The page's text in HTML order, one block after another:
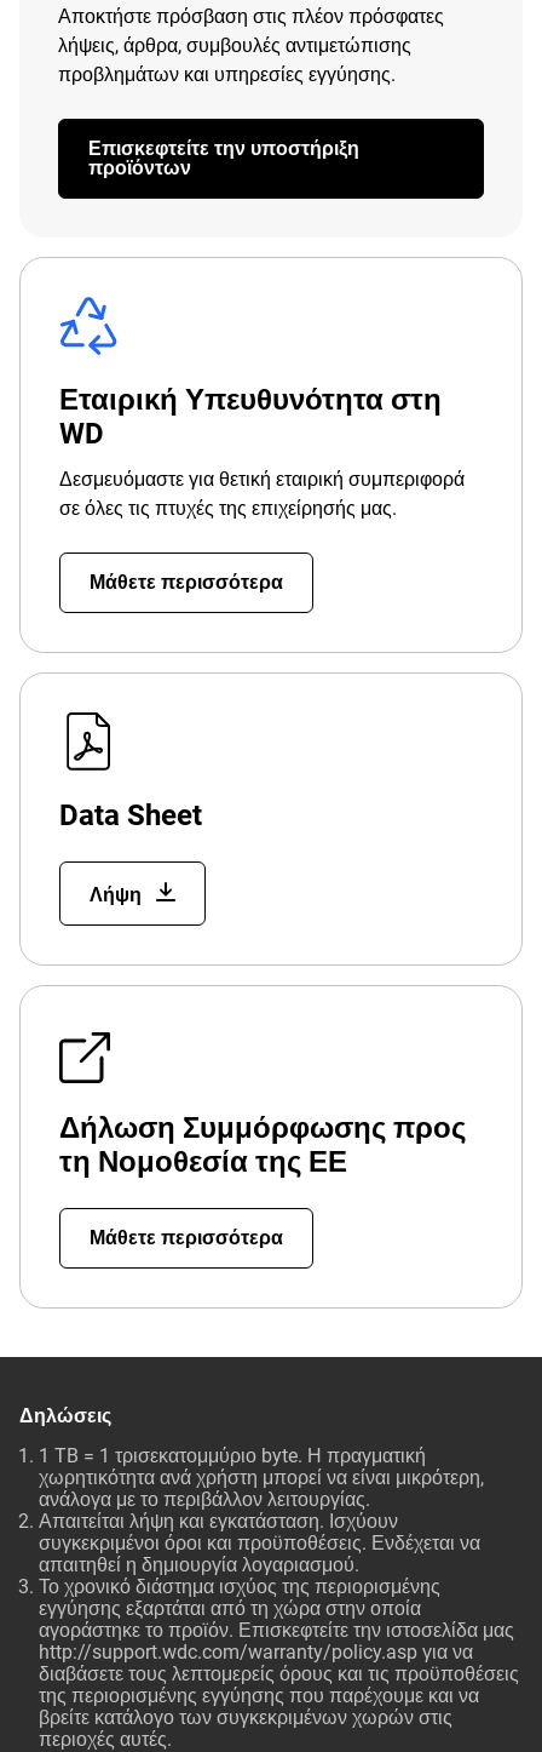
Αποκτήστε πρόσβαση στις πλέον πρόσφατες
λήψεις, άρθρα, συμβουλές αντιμετώπισης
προβλημάτων και υπηρεσίες εγγύησης.
Επισκεφτείτε την υποστήριξη
προϊόντων
Εταιρική Υπευθυνότητα στη
WD
Δεσμευόμαστε για θετική εταιρική συμπεριφορά
σε όλες τις πτυχές της επιχείρησής μας.
Μάθετε περισσότερα
Data Sheet
Λήψη
Δήλωση Συμμόρφωσης προς
τη Νομοθεσία της ΕΕ
Μάθετε περισσότερα
Δηλώσεις
1 TB = 1 τρισεκατομμύριο byte. Η πραγματική
χωρητικότητα ανά χρήστη μπορεί να είναι μικρότερη,
ανάλογα με το περιβάλλον λειτουργίας.
Απαιτείται λήψη και εγκατάσταση. Ισχύουν
συγκεκριμένοι όροι και προϋποθέσεις. Ενδέχεται να
απαιτηθεί η δημιουργία λογαριασμού.
Το χρονικό διάστημα ισχύος της περιορισμένης
εγγύησης εξαρτάται από τη χώρα στην οποία
αγοράστηκε το προϊόν. Επισκεφτείτε την ιστοσελίδα μας
http://support.wdc.com/warranty/policy.asp για να
διαβάσετε τους λεπτομερείς όρους και τις προϋποθέσεις
της περιορισμένης εγγύησης που παρέχουμε και να
βρείτε κατάλογο των συγκεκριμένων χωρών στις
περιοχές αυτές.